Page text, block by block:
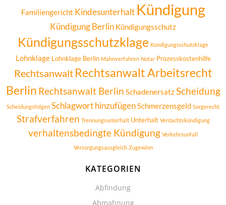
Familiengericht Kindesunterhalt Kündigung
Kündigung Berlin Kündigungsschutz
Kündigungsschutzklage Kündigungsschutzklage
Lohnklage Lohnklage Berlin Mahnverfahren Notar Prozesskostenhilfe
Rechtsanwalt Rechtsanwalt Arbeitsrecht
Berlin Rechtsanwalt Berlin SchadenersatzScheidung
Scheidungsfolgen Schlagwort hinzufügenSchmerzensgeld Sorgerecht
Strafverfahren Trennungsunterhalt Unterhalt Verdachtskündigung
verhaltensbedingte Kündigung Verkehrsunfall
Versorgungsausgleich Zugewinn
KATEGORIEN
Abfindung
Abmahnung